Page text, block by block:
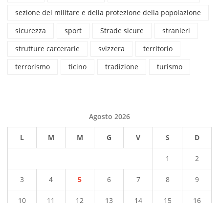
sezione del militare e della protezione della popolazione
sicurezza
sport Strade sicure
stranieri
strutture carcerarie
svizzera
territorio
terrorismo
ticino tradizione turismo
Agosto 2026
L M M G V S D
1 2
3 4 5 6 7 8 9
10 11 12 13 14 15 16